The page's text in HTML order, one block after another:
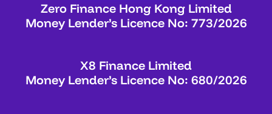
Zero Finance Hong Kong Limited
Money Lender’s Licence No: 773/2026
X8 Finance Limited
Money Lender’s Licence No: 680/2026